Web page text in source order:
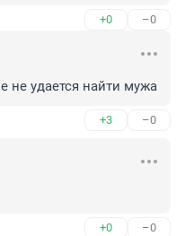
+0 –0
не удается найти мужа
+3 –0
+0 –0